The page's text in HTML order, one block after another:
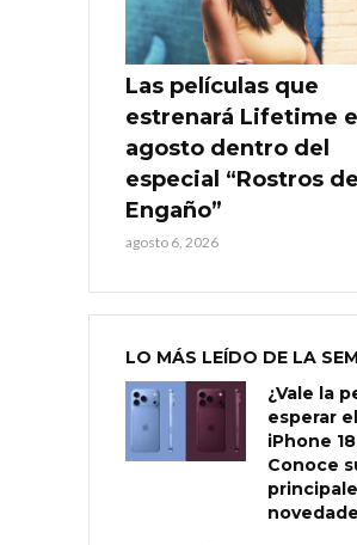
Las películas que
estrenará Lifetime
agosto dentro del
especial “Rostros del
Engaño”
agosto 6, 2026
LO MÁS LEÍDO DE LA
¿Vale la
esperar el
iPhone
Conoce